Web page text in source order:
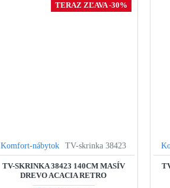
TERAZ ZĽAVA -30%
Komfort-nábytok TV-skrinka 38423
TV-SKRINKA 38423 140CM MASÍV
DREVO ACACIA RETRO